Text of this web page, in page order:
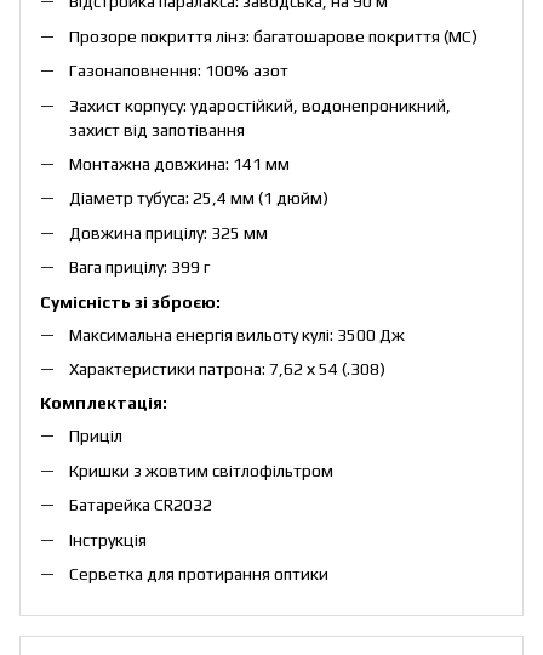
Прозоре покриття лінз: багатошарове покриття (MC)
Газонаповнення: 100% азот
Захист корпусу: ударостійкий, водонепроникний,
захист від запотівання
Монтажна довжина: 141 мм
Діаметр тубуса: 25,4 мм (1 дюйм)
Довжина прицілу: 325 мм
Вага прицілу: 399 г
Сумісність зі зброєю:
Максимальна енергія вильоту кулі: 3500 Дж
Характеристики патрона: 7,62 х 54 (.308)
Комплектація:
Приціл
Кришки з жовтим світлофільтром
Батарейка CR2032
Інструкція
Серветка для протирання оптики